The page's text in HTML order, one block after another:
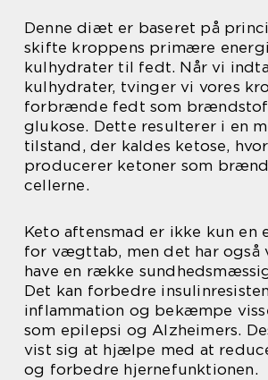
Denne diæt er baseret på
skifte kroppens primære
kulhydrater til fedt. Når vi
kulhydrater, tvinger vi vores
forbrænde fedt som
glukose. Dette resulterer i en
tilstand, der kaldes ketose,
producerer ketoner som
cellerne.
Keto aftensmad er ikke kun en
for vægttab, men det har også
have en række
Det kan forbedre
inflammation og bekæmpe
som epilepsi og Alzheimers.
vist sig at hjælpe med at
og forbedre hjernefunktionen.